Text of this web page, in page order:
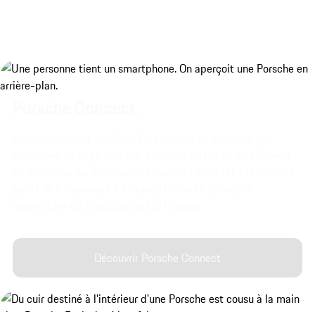
Découvrir Porsche Connect